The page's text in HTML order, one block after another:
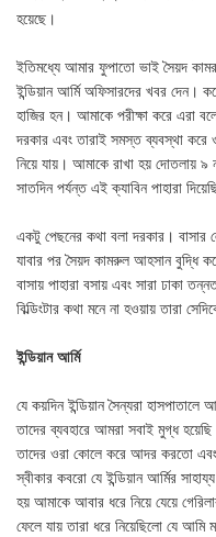
হয়েছে।
ইতিমধ্যে আমার ফুপাতো ভাই সৈয়দ
ইন্ডিয়ান আর্মি অফিসারদের খবর দেন।
হাজির হন। আমাকে পরীক্ষা করে এরা
দরকার এবং তারাই সমস্ত ব্যবস্থা করে
নিয়ে যায়। আমাকে রাখা হয় দোতলায় ৯
সাতদিন পর্যন্ত এই ক্যাবিন পাহারা
একটু পেছনের কথা বলা দরকার। বাসার
যাবার পর সৈয়দ কামরুল আহসান বুদ্ধি
বাসায় পাহারা বসায় এবং সারা ঢাকা
বিল্ডিংটার কথা মনে না হওয়ায় তারা
ইন্ডিয়ান আর্মি
যে কয়দিন ইন্ডিয়ান সৈন্যরা হাসপাতালে
তাদের ব্যবহারে আমরা সবাই মুগ্ধ
তাদের ওরা কোলে করে আদর করতো
স্বীকার কবরো যে ইন্ডিয়ান আর্মির
হয় আমাকে আবার ধরে নিয়ে যেয়ে
ফেলে যায় তারা ধরে নিয়েছিলো যে